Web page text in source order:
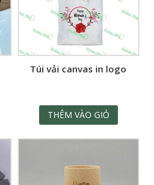
Túi vải canvas in logo
THÊM VÀO GIỎ